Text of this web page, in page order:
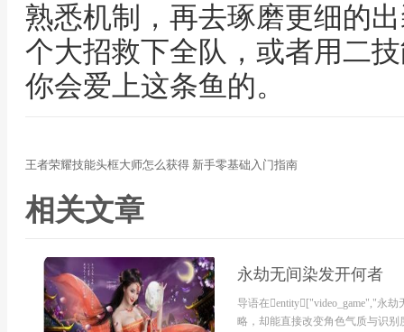
熟悉机制，再去琢磨更细的
个大招救下全队，或者用二
你会爱上这条鱼的。
王者荣耀技能头框大师怎么获得 新手零基础入门指南
相关文章
永劫无间染发开何者
导语在entity["video_game","永劫
略，却能直接改变角色气质与识